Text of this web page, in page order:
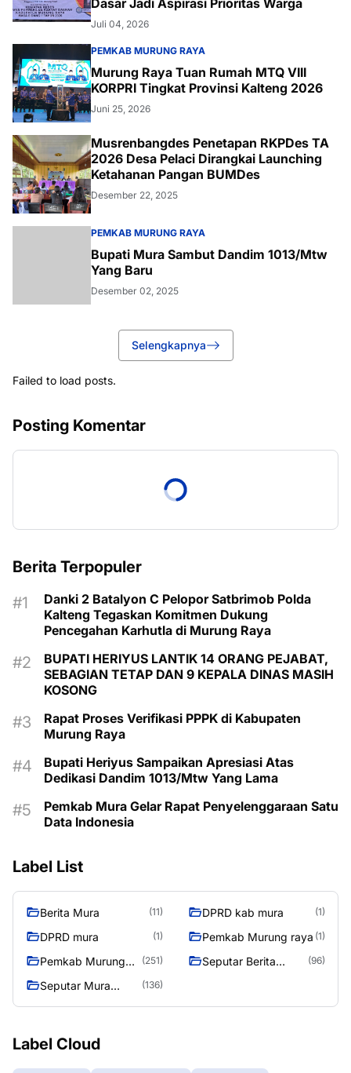
Juli 04, 2026
PEMKAB MURUNG RAYA
Murung Raya Tuan Rumah MTQ VIII
KORPRI Tingkat Provinsi Kalteng 2026
Juni 25, 2026
Musrenbangdes Penetapan RKPDes TA
2026 Desa Pelaci Dirangkai Launching
Ketahanan Pangan BUMDes
Desember 22, 2025
PEMKAB MURUNG RAYA
Bupati Mura Sambut Dandim 1013/Mtw
Yang Baru
Desember 02, 2025
Selengkapnya
Failed to load posts.
Posting Komentar
Berita Terpopuler
Danki 2 Batalyon C Pelopor Satbrimob Polda
Kalteng Tegaskan Komitmen Dukung
Pencegahan Karhutla di Murung Raya
BUPATI HERIYUS LANTIK 14 ORANG PEJABAT,
SEBAGIAN TETAP DAN 9 KEPALA DINAS MASIH
KOSONG
Rapat Proses Verifikasi PPPK di Kabupaten
Murung Raya
Bupati Heriyus Sampaikan Apresiasi Atas
Dedikasi Dandim 1013/Mtw Yang Lama
Pemkab Mura Gelar Rapat Penyelenggaraan Satu
Data Indonesia
Label List
Berita Mura (11) DPRD kab mura (1)
DPRD mura (1) Pemkab Murung raya (1)
Pemkab Murung
(251)
Seputar Berita
(96)
Seputar Mura
(136)
Label Cloud